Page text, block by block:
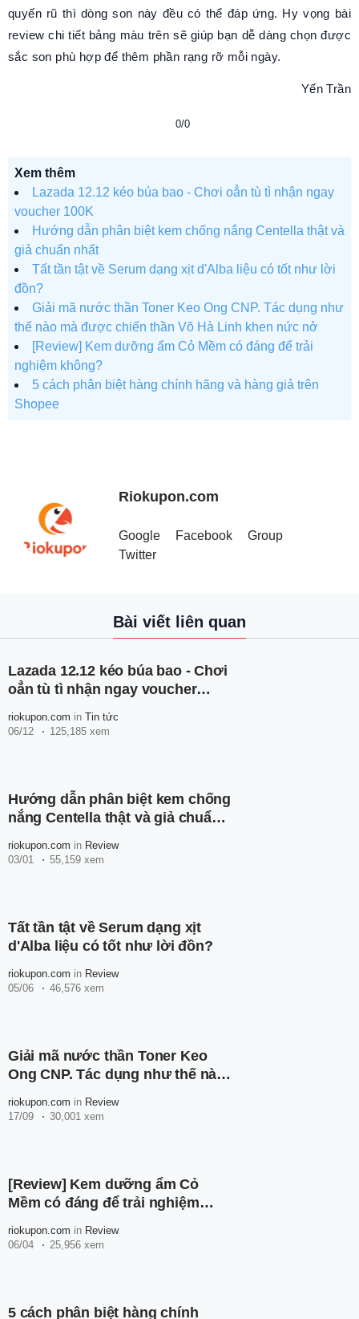
quyến rũ thì dòng son này đều có thể đáp ứng. Hy vọng bài
review chi tiết bảng màu trên sẽ giúp bạn dễ dàng chọn được
sắc son phù hợp để thêm phần rạng rỡ mỗi ngày.
Yến Trần
0/0
Xem thêm
Lazada 12.12 kéo búa bao - Chơi oẳn tù tì nhận ngay
voucher 100K
Hướng dẫn phân biệt kem chống nắng Centella thật và
giả chuẩn nhất
Tất tần tật về Serum dạng xịt d'Alba liệu có tốt như lời
đồn?
Giải mã nước thần Toner Keo Ong CNP. Tác dụng như
thế nào mà được chiến thần Võ Hà Linh khen nức nở
[Review] Kem dưỡng ẩm Cỏ Mềm có đáng để trải
nghiệm không?
5 cách phân biệt hàng chính hãng và hàng giả trên
Shopee
Riokupon.com
Google Facebook
Group
Twitter
Bài viết liên quan
Lazada 12.12 kéo búa bao - Chơi
oẳn tù tì nhận ngay voucher
riokupon.com in Tin tức
06/12
125,185 xem
Hướng dẫn phân biệt kem chống
nắng Centella thật và giả chuẩn
riokupon.com in Review
03/01
55,159 xem
Tất tần tật về Serum dạng xịt
d'Alba liệu có tốt như lời đồn?
riokupon.com in Review
05/06
46,576 xem
Giải mã nước thần Toner Keo
Ong CNP. Tác dụng như thế nào
khen nức nở
riokupon.com in Review
17/09
30,001 xem
[Review] Kem dưỡng ẩm Cỏ
Mềm có đáng để trải nghiệm
riokupon.com in Review
06/04
25,956 xem
5 cách phân biệt hàng chính